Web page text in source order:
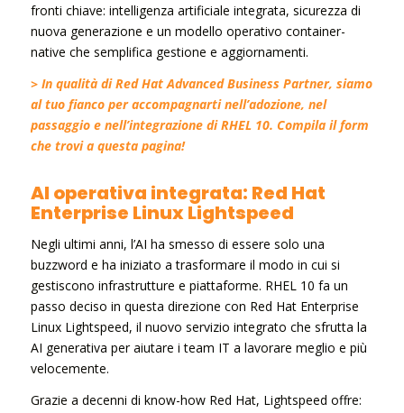
fronti chiave: intelligenza artificiale integrata, sicurezza di
nuova generazione e un modello operativo container-
native che semplifica gestione e aggiornamenti.
> In qualità di Red Hat Advanced Business Partner, siamo
al tuo fianco per accompagnarti nell’adozione, nel
passaggio e nell’integrazione di RHEL 10. Compila il form
che trovi a questa pagina!
AI operativa integrata: Red Hat
Enterprise Linux Lightspeed
Negli ultimi anni, l’AI ha smesso di essere solo una
buzzword e ha iniziato a trasformare il modo in cui si
gestiscono infrastrutture e piattaforme. RHEL 10 fa un
passo deciso in questa direzione con Red Hat Enterprise
Linux Lightspeed, il nuovo servizio integrato che sfrutta la
AI generativa per aiutare i team IT a lavorare meglio e più
velocemente.
Grazie a decenni di know-how Red Hat, Lightspeed offre: